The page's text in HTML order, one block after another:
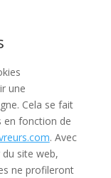
une
Cela se fait
en fonction de
. Avec
site web,
ne profileront